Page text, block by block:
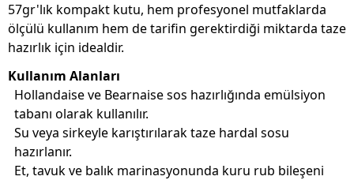
57gr'lık kompakt kutu, hem profesyonel mutfaklarda
ölçülü kullanım hem de tarifin gerektirdiği miktarda taze
hazırlık için idealdir.
Kullanım Alanları
Hollandaise ve Bearnaise sos hazırlığında emülsiyon
tabanı olarak kullanılır.
Su veya sirkeyle karıştırılarak taze hardal sosu
hazırlanır.
Et, tavuk ve balık marinasyonunda kuru rub bileşeni